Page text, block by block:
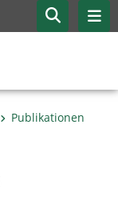
Publikationen